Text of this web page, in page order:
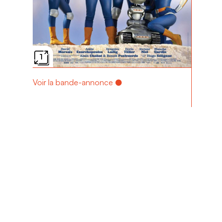
1
Voir la bande-annonce